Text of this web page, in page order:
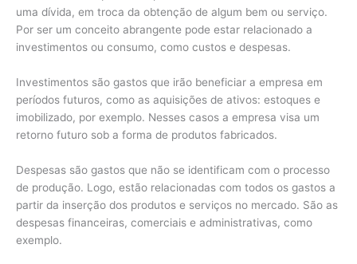
uma dívida, em troca da obtenção de algum bem ou serviço.
Por ser um conceito abrangente pode estar relacionado a
investimentos ou consumo, como custos e despesas.
Investimentos são gastos que irão beneficiar a empresa em
períodos futuros, como as aquisições de ativos: estoques e
imobilizado, por exemplo. Nesses casos a empresa visa um
retorno futuro sob a forma de produtos fabricados.
Despesas são gastos que não se identificam com o processo
de produção. Logo, estão relacionadas com todos os gastos a
partir da inserção dos produtos e serviços no mercado. São as
despesas financeiras, comerciais e administrativas, como
exemplo.